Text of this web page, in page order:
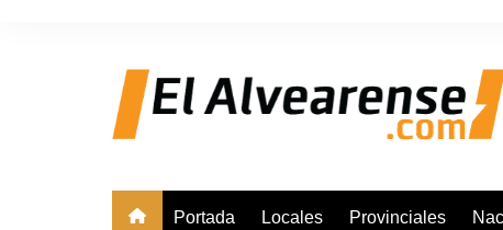
Portada Locales Provinciales